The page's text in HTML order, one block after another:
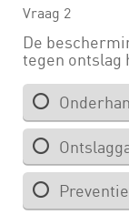
Vraag 2